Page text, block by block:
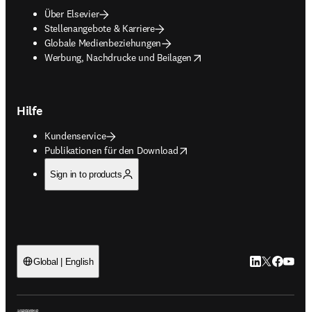
Über Elsevier
Stellenangebote & Karriere
Globale Medienbeziehungen
Werbung, Nachdrucke und Beilagen
opens in new tab/window
Hilfe
Kundenservice
Publikationen für den Download
opens in new tab/window
Sign in to products
Global | English LinkedIn
Twitter